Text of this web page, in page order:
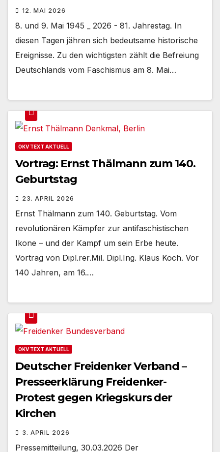
12. MAI 2026
8. und 9. Mai 1945 _ 2026 - 81. Jahrestag. In
diesen Tagen jähren sich bedeutsame historische
Ereignisse. Zu den wichtigsten zählt die Befreiung
Deutschlands vom Faschismus am 8. Mai…
OKV TEXT AKTUELL
Vortrag: Ernst Thälmann zum 140.
Geburtstag
23. APRIL 2026
Ernst Thälmann zum 140. Geburtstag. Vom
revolutionären Kämpfer zur antifaschistischen
Ikone – und der Kampf um sein Erbe heute.
Vortrag von Dipl.rer.Mil. Dipl.Ing. Klaus Koch. Vor
140 Jahren, am 16.…
OKV TEXT AKTUELL
Deutscher Freidenker Verband –
Presseerklärung Freidenker-
Protest gegen Kriegskurs der
Kirchen
3. APRIL 2026
Pressemitteilung, 30.03.2026 Der